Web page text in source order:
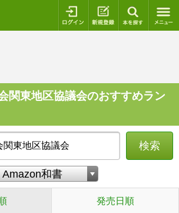
ログイン 新規登録
関東地区協議会のおすすめラン
検索
発売日順